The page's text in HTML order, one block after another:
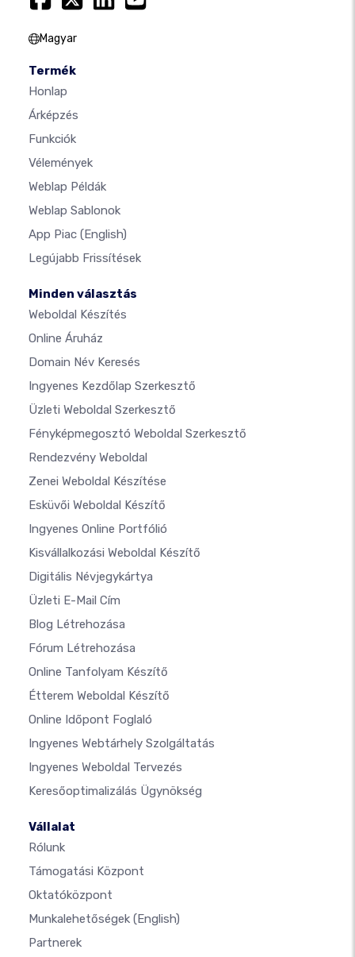
Magyar
Termék
Honlap
Árképzés
Funkciók
Vélemények
Weblap Példák
Weblap Sablonok
App Piac (English)
Legújabb Frissítések
Minden választás
Weboldal Készítés
Online Áruház
Domain Név Keresés
Ingyenes Kezdőlap Szerkesztő
Üzleti Weboldal Szerkesztő
Fényképmegosztó Weboldal Szerkesztő
Rendezvény Weboldal
Zenei Weboldal Készítése
Esküvői Weboldal Készítő
Ingyenes Online Portfólió
Kisvállalkozási Weboldal Készítő
Digitális Névjegykártya
Üzleti E-Mail Cím
Blog Létrehozása
Fórum Létrehozása
Online Tanfolyam Készítő
Étterem Weboldal Készítő
Online Időpont Foglaló
Ingyenes Webtárhely Szolgáltatás
Ingyenes Weboldal Tervezés
Keresőoptimalizálás Ügynökség
Vállalat
Rólunk
Támogatási Központ
Oktatóközpont
Munkalehetőségek (English)
Partnerek